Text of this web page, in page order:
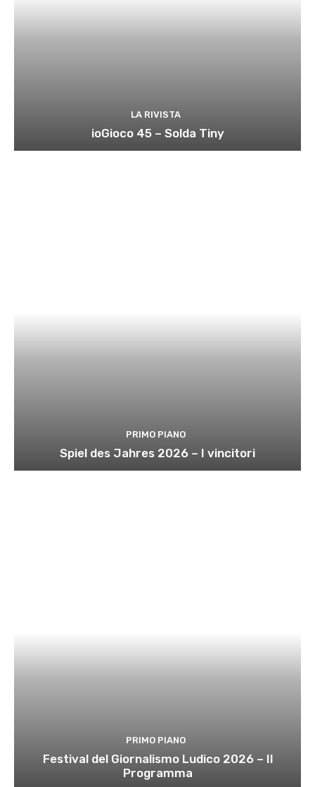
LA RIVISTA
ioGioco 45 – Solda Tiny
PRIMO PIANO
Spiel des Jahres 2026 – I vincitori
PRIMO PIANO
Festival del Giornalismo Ludico 2026 – Il
Programma